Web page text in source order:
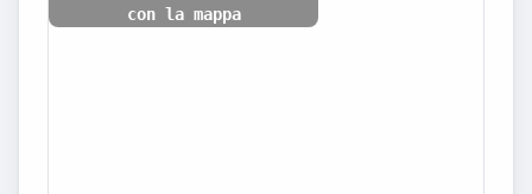
con la mappa